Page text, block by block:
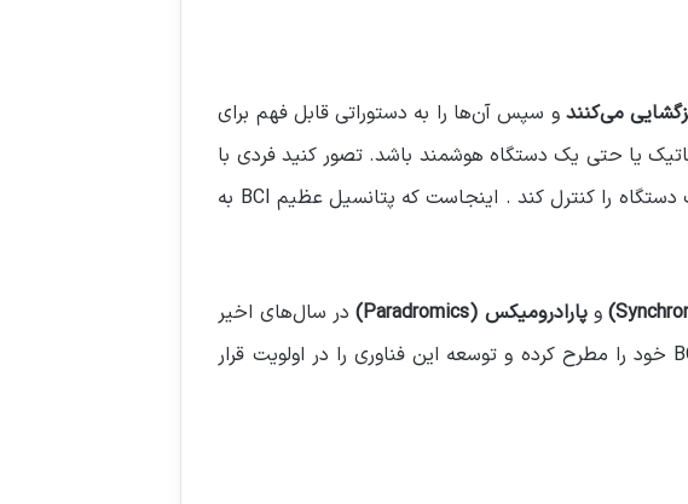
می‌کنند و سپس آن‌ها را به دستوراتی قابل فهم برای
یا حتی یک دستگاه هوشمند باشد. تصور کنید فردی با
، پیامی تایپ کند یا حتی یک دستگاه را کنترل کند . اینجاست که پتانسیل عظیم BCI به
وپارادرومیکس (Paradromics)
در سال‌های اخیر
برای تجاری‌سازی این فناوری ظهور کرده‌اند . اما اکنون، چین نیز با چندین شرکت داخلی BCI خود را مطرح کرده و توسعه این فناوری را در اولویت قرار